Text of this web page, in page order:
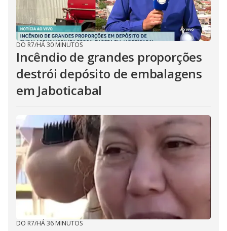
DO R7/HÁ 30 MINUTOS
Incêndio de grandes proporções
destrói depósito de embalagens
em Jaboticabal
DO R7/HÁ 36 MINUTOS